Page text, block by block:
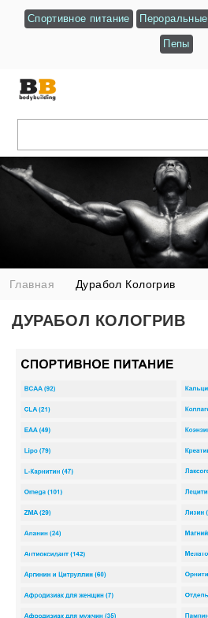
Спортивное питание Пероральные
Пепы
Главная Дурабол Кологрив
ДУРАБОЛ КОЛОГРИВ